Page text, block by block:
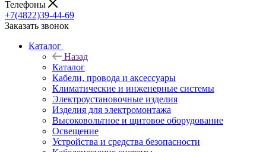
Телефоны
+7(4822)39-44-69
Заказать звонок
Каталог
Назад
Каталог
Кабели, провода и аксессуары
Климатические и инженерные системы
Электроустановочные изделия
Изделия для электромонтажа
Высоковольтное и щитовое оборудование
Освещение
Устройства и средства безопасности